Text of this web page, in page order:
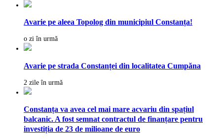
Avarie pe aleea Topolog din municipiul Constanța!
o zi în urmă
Avarie pe strada Constanței din localitatea Cumpăna
2 zile în urmă
Constanța va avea cel mai mare acvariu din spațiul
balcanic. A fost semnat contractul de finanțare pentru
investiția de 23 de milioane de euro